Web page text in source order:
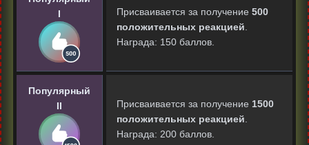
I
Присваивается за получение 500
положительных реакцией
Награда: 150 баллов.
Популярный
II
Присваивается за получение 1500
положительных реакцией
Награда: 200 баллов.